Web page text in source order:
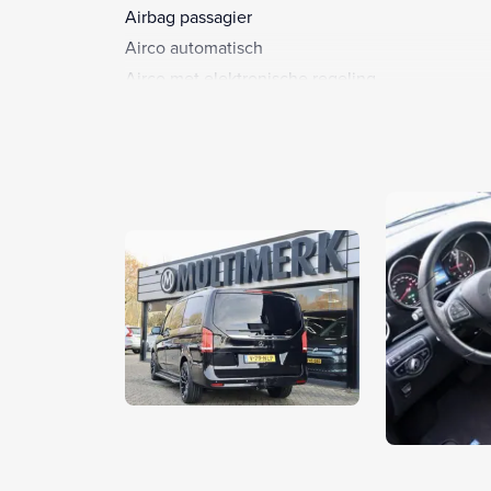
Airbag passagier
Airco automatisch
Airco met elektronische regeling
Audio installatie premium
Bandenspanningscontrolesysteem
Binnenspiegel automatisch dimmend
Bluetooth
Boordcomputer
Buitenspiegel(s) automatisch dimmend